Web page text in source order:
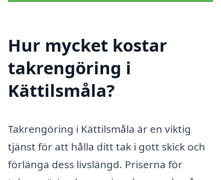
Hur mycket kostar
takrengöring i
Kättilsmåla?
Takrengöring i Kättilsmåla är en viktig
tjänst för att hålla ditt tak i gott skick och
förlänga dess livslängd. Priserna för